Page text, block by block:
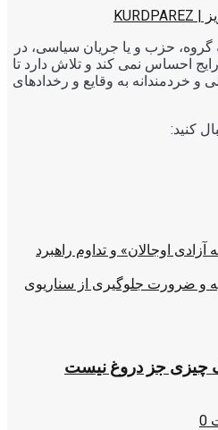
گروه، حزب و یا جریان سیاسی، در
احساس نمی کند و تلاش دارد تا
و خردمندانه به وقایع و رخدادهای
کنید:
آزادی اوجالان» و تداوم راهبرد
و ضرورت جلوگیری از سناریوی
چیزی جز دروغ نیست
0